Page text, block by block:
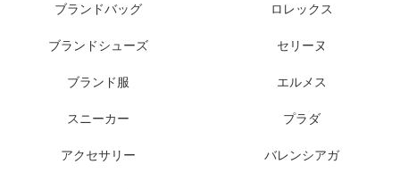
ブランドバッグ
ブランドシューズ
ブランド服
スニーカー
アクセサリー
ロレックス
セリーヌ
エルメス
プラダ
バレンシアガ